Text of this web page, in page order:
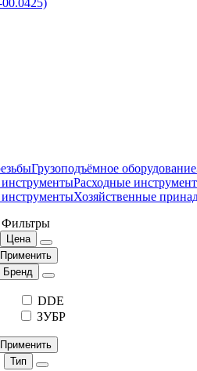
Грузоподъёмное оборудование
Расходные
Хозяйственные
Фильтры
Цена
Применить
Бренд
DDE
ЗУБР
Применить
Тип